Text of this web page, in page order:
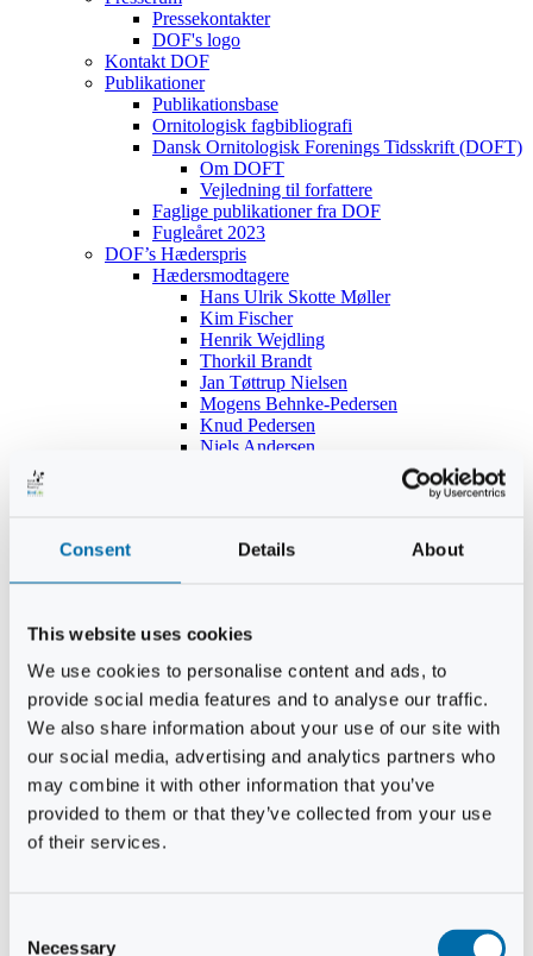
Consent Details About
This website uses cookies
We use cookies to personalise content and ads, to
provide social media features and to analyse our traffic.
We also share information about your use of our site with
our social media, advertising and analytics partners who
may combine it with other information that you’ve
provided to them or that they’ve collected from your use
of their services.
Necessary
Pressekontakter
DOF's logo
Kontakt DOF
Publikationer
Publikationsbase
Ornitologisk fagbibliografi
Dansk Ornitologisk Forenings Tidsskrift (DOFT)
Om DOFT
Vejledning til forfattere
Faglige publikationer fra DOF
Fugleåret 2023
DOF’s Hæderspris
Hædersmodtagere
Hans Ulrik Skotte Møller
Kim Fischer
Henrik Wejdling
Thorkil Brandt
Jan Tøttrup Nielsen
Mogens Behnke-Pedersen
Knud Pedersen
Niels Andersen
Christian Hjorth
Niels Thomas Rosenberg
Benny Gensbøl
Bent Jakobsen
Svend Andersen
Bent Wigh
Jens-Kjeld Jensen
Jon Fjeldså
William Carøe Aarestrup
Erik Mølgaard